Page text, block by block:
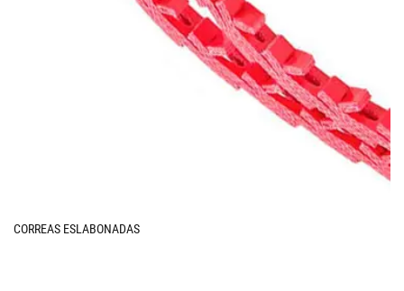
CORREAS ESLABONADAS